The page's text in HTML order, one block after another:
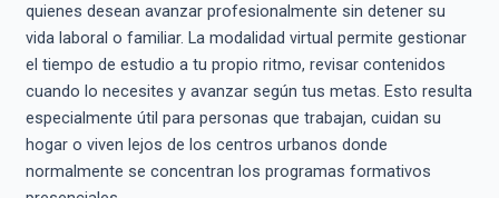
quienes desean avanzar profesionalmente sin detener su
vida laboral o familiar. La modalidad virtual permite gestionar
el tiempo de estudio a tu propio ritmo, revisar contenidos
cuando lo necesites y avanzar según tus metas. Esto resulta
especialmente útil para personas que trabajan, cuidan su
hogar o viven lejos de los centros urbanos donde
normalmente se concentran los programas formativos